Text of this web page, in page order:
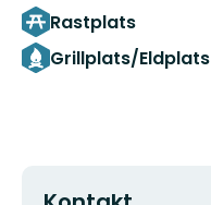
Rastplats
Grillplats/Eldplats